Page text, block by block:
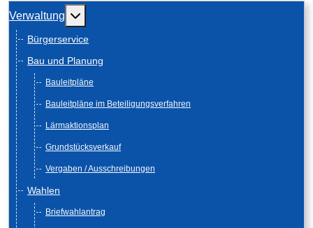
Verwaltung Weitere Informationen: Verwaltung
Bürgerservice
Bau und Planung
Bauleitpläne
Bauleitpläne im Beteiligungsverfahren
Lärmaktionsplan
Grundstücksverkauf
Vergaben / Ausschreibungen
Wahlen
Briefwahlantrag